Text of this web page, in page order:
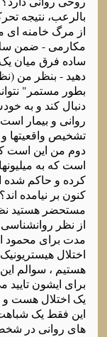
بالرعب، نتیجه
مکارمی - ضمن
ساده فرق میان
دهید - بنظر من
بطور مستمر"
دنبال کند و به
روانی و بیمار
تشخیص واقعیتها
دوم من این است
است که به
کرده و حاکم شده
کنون بر نیامده
مستحضر هستید
از نظر
مدت برای محمود
اختلال
هستیم ، سوالم
برای ایشون
یک اختلال هست و
این فقط یک
های روانی در